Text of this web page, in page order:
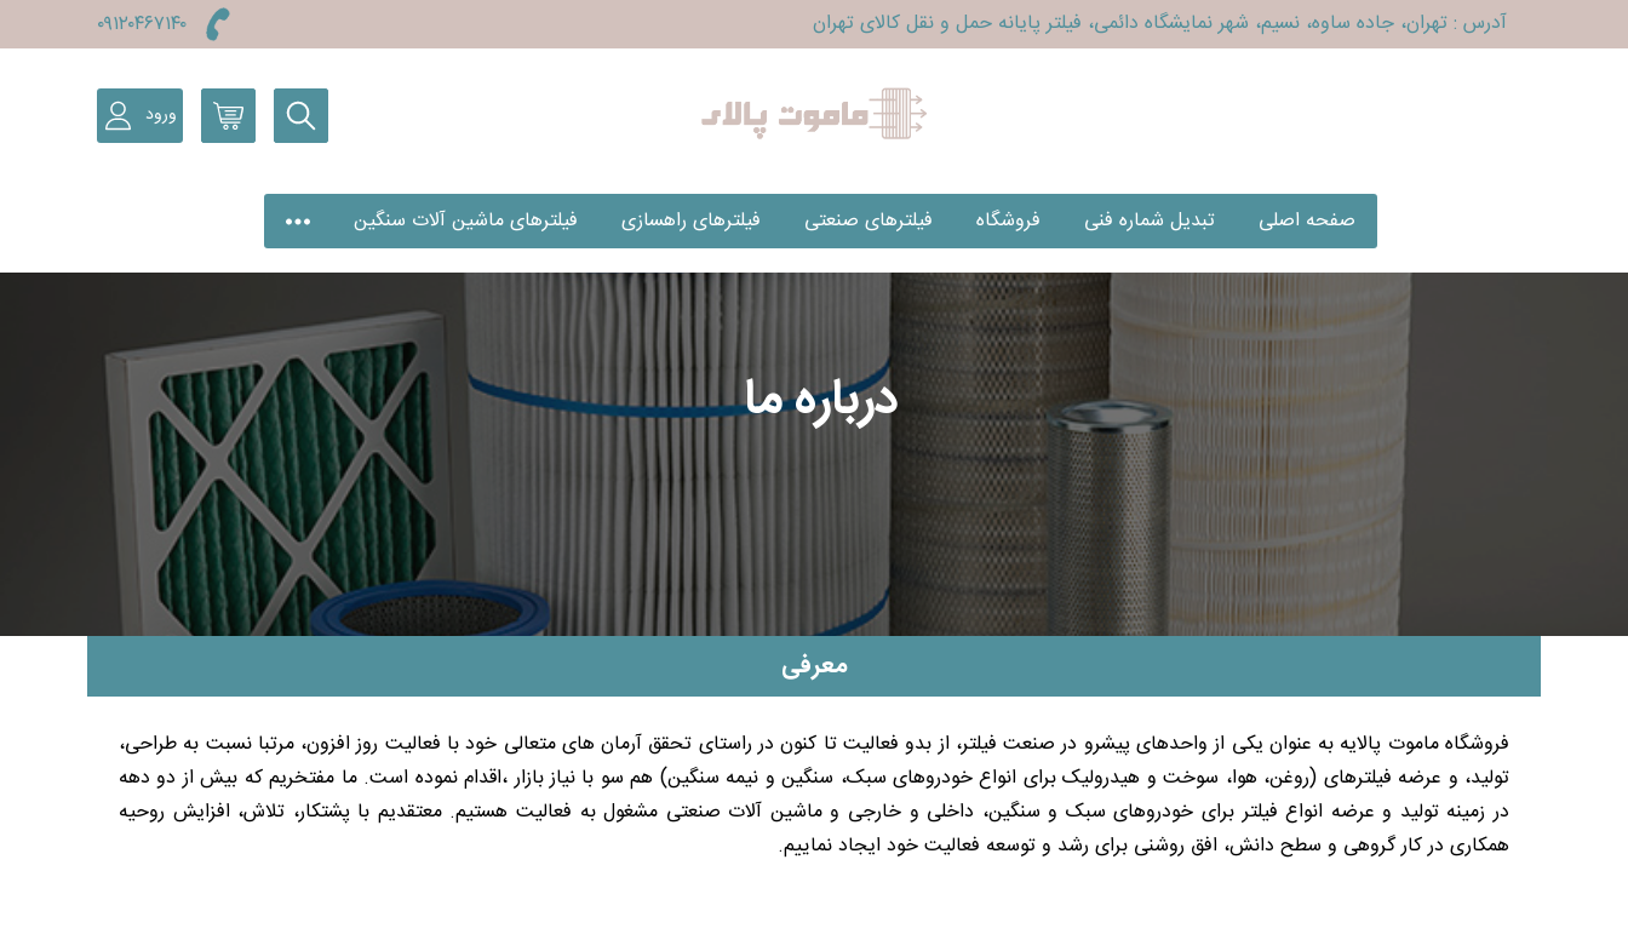
آدرس : تهران، جاده ساوه، نسیم، شهر نمایشگاه دائمی، فیلتر پایانه حمل و نقل کالای تهران ۰۹۱۲۰۴۶۷۱۴۰
ورود
صفحه اصلی تبدیل شماره فنی فروشگاه فیلترهای صنعتی فیلترهای راهسازی فیلترهای ماشین آلات سنگین
فیلترهای سبک
پروفایل کاربری
درباره ما
معرفی
فروشگاه ماموت پالایه به عنوان یکی از واحدهای پیشرو در صنعت فیلتر، از بدو فعالیت تا کنون در راستای تحقق آرمان های متعالی خود با فعالیت روز افزون، مرتبا نسبت به طراحی،
تولید، و عرضه فیلترهای (روغن، هوا، سوخت و هیدرولیک برای انواع خودروهای سبک، سنگین و نیمه سنگین) هم سو با نیاز بازار ،اقدام نموده است. ما مفتخریم که بیش از دو دهه
در زمینه تولید و عرضه انواع فیلتر برای خودروهای سبک و سنگین، داخلی و خارجی و ماشین آلات صنعتی مشغول به فعالیت هستیم. معتقدیم با پشتکار، تلاش، افزایش روحیه
همکاری در کار گروهی و سطح دانش، افق روشنی برای رشد و توسعه فعالیت خود ایجاد نماییم.